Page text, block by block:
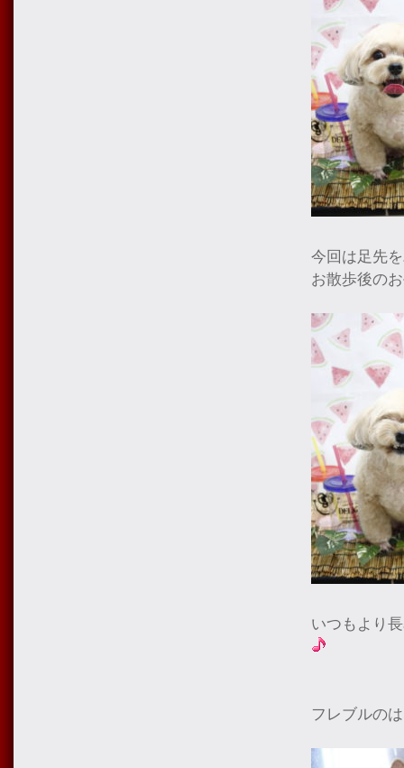
今回は足先
お散歩後の
いつもより
フレブルの